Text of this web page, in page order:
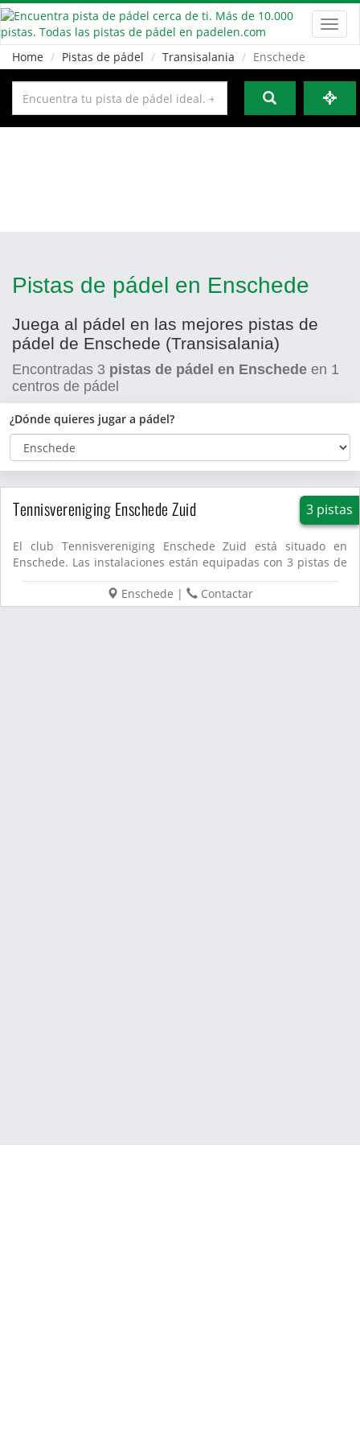
Home
Pistas de pádel Transisalania Enschede
Pistas de pádel en Enschede
Juega al pádel en las mejores pistas de
pádel de Enschede (Transisalania)
Encontradas 3 pistas de pádel en Enschede en 1
centros de pádel
¿Dónde quieres jugar a pádel?
Tennisvereniging Enschede Zuid 3 pistas
El club Tennisvereniging Enschede Zuid está situado en
Enschede. Las instalaciones están equipadas con 3 pistas de
pádel....
Enschede | Contactar